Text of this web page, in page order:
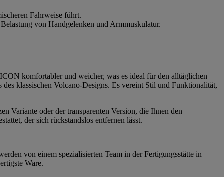
Fahrweise führt.
von Handgelenken und Armmuskulatur.
komfortabler und weicher, was es ideal für den alltäglichen
klassischen Volcano-Designs. Es vereint Stil und Funktionalität,
Variante oder der transparenten Version, die Ihnen den
der sich rückstandslos entfernen lässt.
von einem spezialisierten Team in der Fertigungsstätte in
Ware.